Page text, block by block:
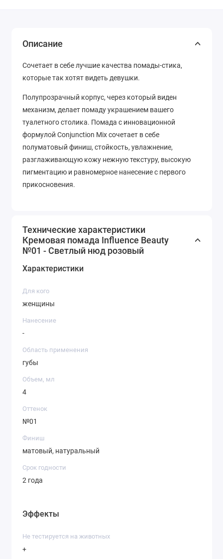
Описание
Сочетает в себе лучшие качества помады-стика,
которые так хотят видеть девушки.
Полупрозрачный корпус, через который виден
механизм, делает помаду украшением вашего
туалетного столика. Помада с инновационной
формулой Conjunction Mix сочетает в себе
полуматовый финиш, стойкость, увлажнение,
разглаживающую кожу нежную текстуру, высокую
пигментацию и равномерное нанесение с первого
прикосновения.
Технические характеристики
Кремовая помада Influence Beauty
№01 - Светлый нюд розовый
Характеристики
Для кого
женщины
Нанесение
-
Область применения
губы
Объем, мл
4
Оттенок
№01
Финиш
матовый, натуральный
Срок годности
2 года
Эффекты
Не тестируется на животных
+